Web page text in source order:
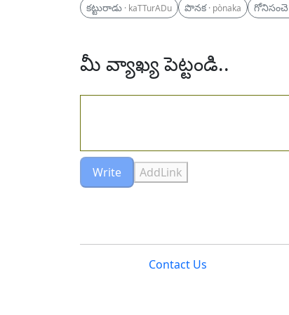
కట్టురాడు · kaTTurADu పొనక· pònaka గోనిసంచె
మీ వ్యాఖ్య పెట్టండి..
Write AddLink
Contact Us